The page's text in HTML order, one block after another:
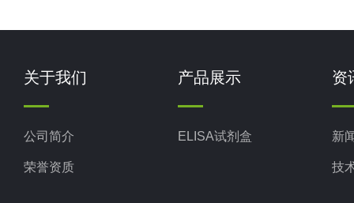
关于我们
公司简介
荣誉资质
产品展示
ELISA试剂盒
资
新
技